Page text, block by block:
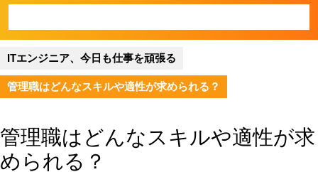
Button
ITエンジニア、今日も仕事を頑張る
管理職はどんなスキルや適性が求められる？
管理職はどんなスキルや適性が求
められる？